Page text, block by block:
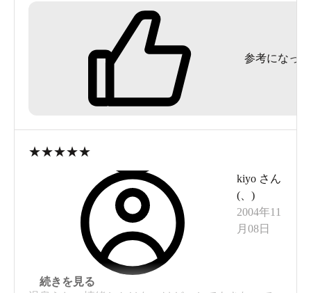
参考になった
★★★★★
kiyo さん
(
)
2004年11
月08日
続きを見る